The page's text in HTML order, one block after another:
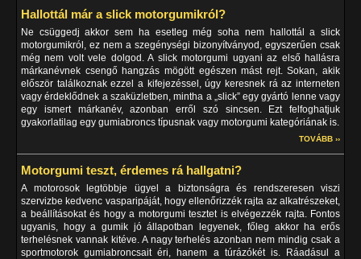
Hallottál már a slick motorgumikról?
Ne csüggedj akkor sem ha esetleg még soha nem hallottál a slick
motorgumikról, ez nem a szegénységi bizonyítványod, egyszerűen csak
még nem volt vele dolgod. A slick motorgumi ugyani az első hallásra
márkanévnek csengő hangzás mögött egészen mást rejt. Sokan, akik
először találkoznak ezzel a kifejezéssel, úgy keresnek rá az interneten
vagy érdeklődnek a szaküzletben, mintha a „slick” egy gyártó lenne vagy
egy ismert márkanév, azonban erről szó sincsen. Ezt felfoghatjuk
gyakorlatilag egy gumiabroncs típusnak vagy motorgumi kategóriának is.
TOVÁBB ››
Motorgumi teszt, érdemes rá hallgatni?
A motorosok legtöbbje ügyel a biztonságra és rendszeresen viszi
szervizbe kedvenc vasparipáját, hogy ellenőrizzék rajta az alkatrészeket,
a beállításokat és hogy a motorgumi tesztet is elvégezzék rajta. Fontos
ugyanis, hogy a gumik jó állapotban legyenek, főleg akkor ha erős
terhelésnek vannak kitéve. A nagy terhelés azonban nem mindig csak a
sportmotorok gumiabroncsait éri, hanem a túrázókét is. Ráadásul a